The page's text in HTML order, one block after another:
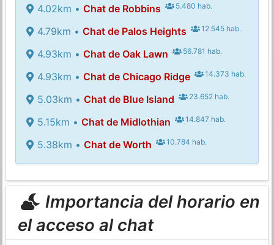
4.02km • Chat de Robbins 5.480 hab.
4.79km • Chat de Palos Heights 12.545 hab.
4.93km • Chat de Oak Lawn 56.781 hab.
4.93km • Chat de Chicago Ridge 14.373 hab.
5.03km • Chat de Blue Island 23.652 hab.
5.15km • Chat de Midlothian 14.847 hab.
5.38km • Chat de Worth 10.784 hab.
Importancia del horario en
el acceso al chat